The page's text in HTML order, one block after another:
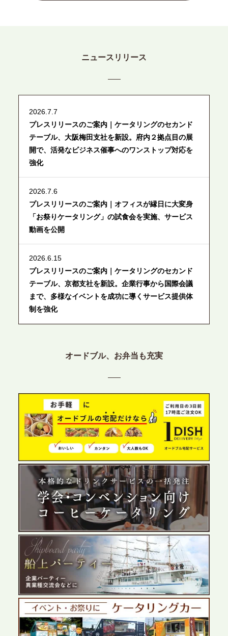
ニュースリリース
2026.7.7
プレスリリースのご案内｜ケータリングのセカンド
テーブル、大阪梅田支社を新設。府内２拠点目の展
開で、活発なビジネス催事へのワンストップ対応を
強化
2026.7.6
プレスリリースのご案内｜オフィスが縁日に大変身
「お祭りケータリング」の試食会を実施、サービス
動画を公開
2026.6.15
プレスリリースのご案内｜ケータリングのセカンド
テーブル、京都支社を新設。企業行事から国際会議
まで、多様なイベントを成功に導くサービス提供体
制を強化
プレスリリースのご案内｜ケータリングのセカンド
目の展開で、拡大する出張パーティー・ケータリン
2026.6.4
プレスリリースのご案内｜夏の社内親睦が、配属後
の離職防止に。オフィスや会議室で縁日気分を味わ
う「お祭りケータリング」の提供を開始
2026.5.29
プレスリリースのご案内｜ケータリングのセカンド
テーブル、群馬前橋支社を設立。再開発やオフィス
展開が進む前橋エリアの企業ニーズに応え、高品質
なサービスで各種イベント・懇親会をサポート
2026.5.27
プレスリリースのご案内｜ケータリングのセカンド
テーブル、千葉本社を新設。幕張・舞浜の大型イベ
ントから主要都市の社内懇親会まで、現地拠点を活
かしたスムーズな対応を展開
オードブル、お弁当も充実